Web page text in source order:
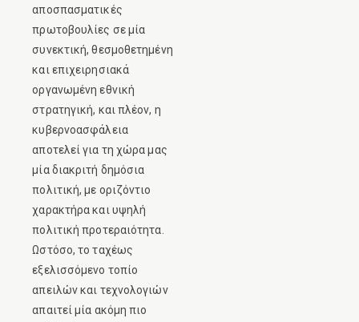
αποσπασματικές
πρωτοβουλίες σε μία
συνεκτική, θεσμοθετημένη
και επιχειρησιακά
οργανωμένη εθνική
στρατηγική, και πλέον, η
κυβερνοασφάλεια
αποτελεί για τη χώρα μας
μία διακριτή δημόσια
πολιτική, με οριζόντιο
χαρακτήρα και υψηλή
πολιτική προτεραιότητα.
Ωστόσο, το ταχέως
εξελισσόμενο τοπίο
απειλών και τεχνολογιών
απαιτεί μία ακόμη πιο